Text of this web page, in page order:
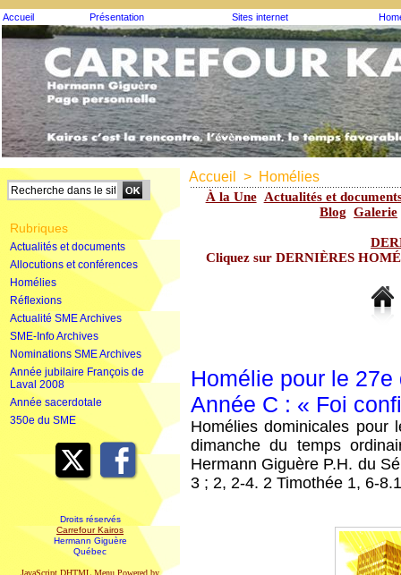
Accueil Présentation Sites internet
Rubriques
Actualités et documents
Allocutions et conférences
Homélies
Réflexions
Actualité SME Archives
SME-Info Archives
Nominations SME Archives
Année jubilaire François de
Laval 2008
Année sacerdotale
350e du SME
Droits réservés
Carrefour Kairos
Hermann Giguère
Québec
JavaScript DHTML Menu Powered by
Accueil > Homélies
À la Une Actualités et
Blog Galerie
Cliquez sur DERNIÈRES
Homélie pour le
Année C : « Foi
Homélies dominicales pour
dimanche du temps
Hermann Giguère P.H. du
3 ; 2, 2-4. 2 Timothée 1, 6-